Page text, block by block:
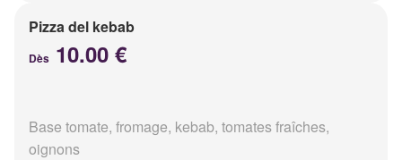
Pizza del kebab
Dès 10.00 €
Base tomate, fromage, kebab, tomates fraîches,
oignons